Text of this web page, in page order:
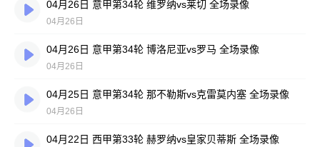
04月26日 意甲第34轮 维罗纳vs莱切 全场录像
04月26日
04月26日 意甲第34轮 博洛尼亚vs罗马 全场录像
04月26日
04月25日 意甲第34轮 那不勒斯vs克雷莫内塞 全场录像
04月26日
04月22日 西甲第33轮 赫罗纳vs皇家贝蒂斯 全场录像